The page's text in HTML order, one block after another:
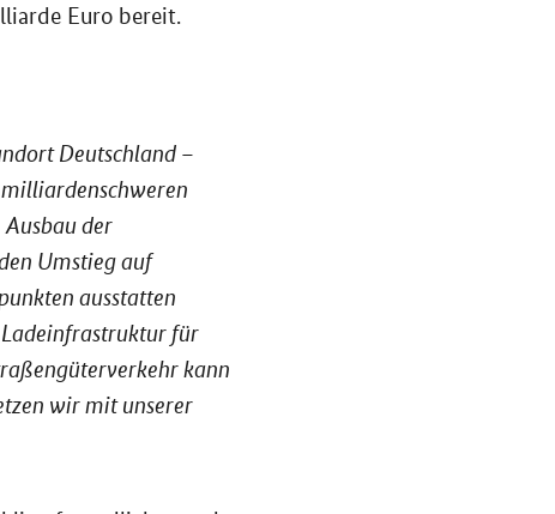
Euro bereit.
Deutschland –
der
Umstieg auf
ausstatten
für
kann
wir mit unserer